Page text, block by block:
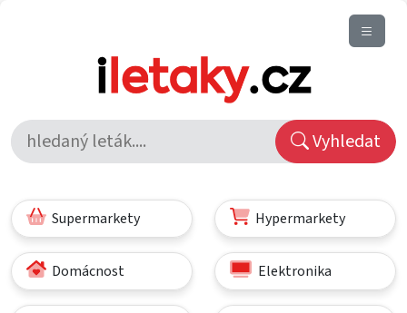
Vyhledat
Supermarkety Hypermarkety
Domácnost Elektronika